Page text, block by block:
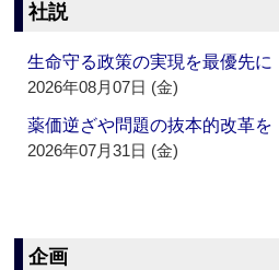
社説
生命守る政策の実現を最優先に
2026年08月07日 (金)
薬価逆ざや問題の抜本的改革を
2026年07月31日 (金)
企画